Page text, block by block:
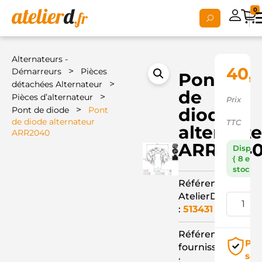
0
Alternateurs -
Démarreurs
>
Pièces
détachées Alternateur
>
Pièces d’alternateur >
Pont de diode >
Pont
de diode alternateur
ARR2040
Pont
de
diode
Référence
AtelierD
:513431
Référence
fournisseur
Prix
TTC
( 8 en
stock )